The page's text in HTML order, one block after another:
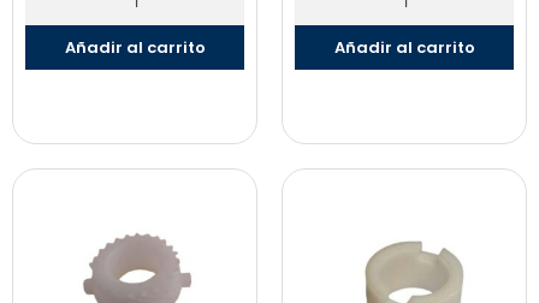
Añadir al carrito Añadir al carrito